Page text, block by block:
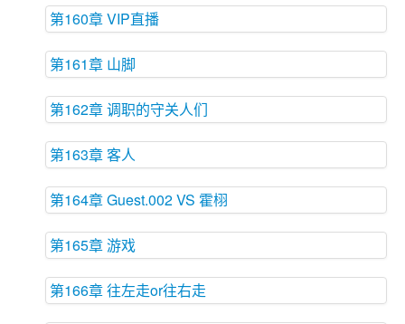
第160章 VIP直播
第161章 山脚
第162章 调职的守关人们
第163章 客人
第164章 Guest.002 VS 霍栩
第165章 游戏
第166章 往左走or往右走